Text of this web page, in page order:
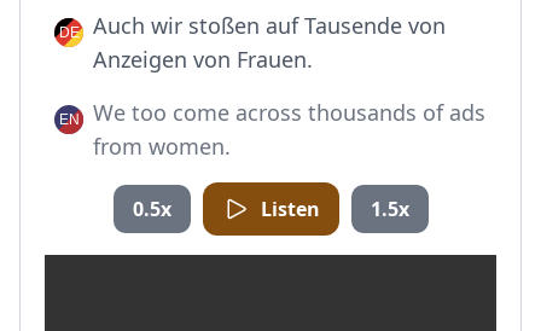
Auch wir stoßen auf Tausende von
Anzeigen von Frauen.
We too come across thousands of ads
from women.
0.5x Listen 1.5x